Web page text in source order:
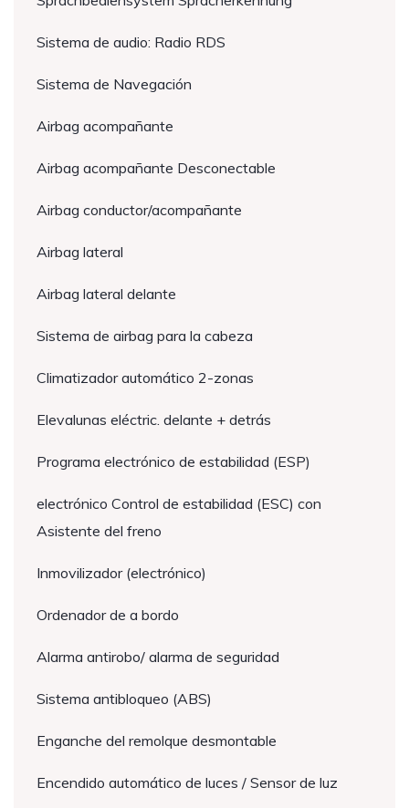
Sistema de audio: Radio RDS
Sistema de Navegación
Airbag acompañante
Airbag acompañante Desconectable
Airbag conductor/acompañante
Airbag lateral
Airbag lateral delante
Sistema de airbag para la cabeza
Climatizador automático 2-zonas
Elevalunas eléctric. delante + detrás
Programa electrónico de estabilidad (ESP)
electrónico Control de estabilidad (ESC) con
Asistente del freno
Inmovilizador (electrónico)
Ordenador de a bordo
Alarma antirobo/ alarma de seguridad
Sistema antibloqueo (ABS)
Enganche del remolque desmontable
Encendido automático de luces / Sensor de luz